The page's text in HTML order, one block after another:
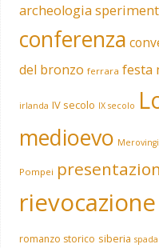
archeologia
conferenza
del bronzo ferrara festa
irlanda IV secolo IX secolo
medioevo Merovingi
Pompei
romanzo storico siberia spada